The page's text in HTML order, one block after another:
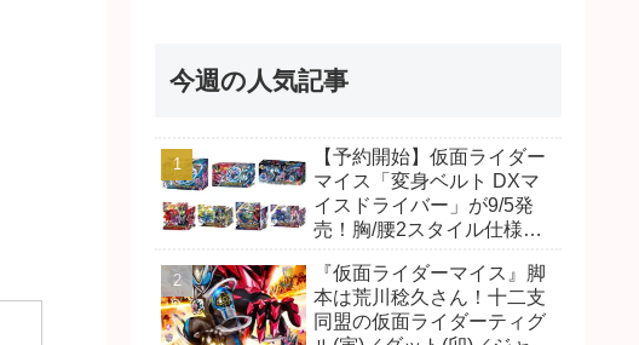
今週の人気記事
【予約開始】仮面ライダー
マイス「変身ベルト DXマ
イスドライバー」が9/5発
売！胸/腰2スタイル仕様！
ッシュ、ジャオ/バイト、ケ
イ/ショットボーンバックル
も！
『仮面ライダーマイス』脚
本は荒川稔久さん！十二支
同盟の仮面ライダーティグ